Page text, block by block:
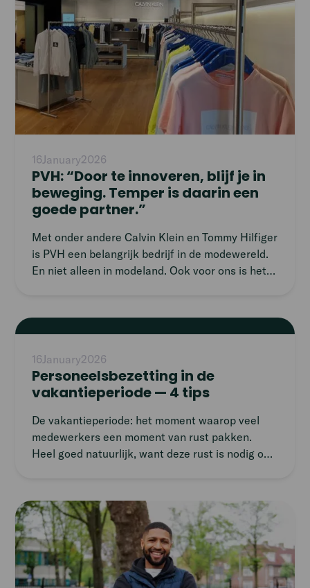
16January2026
PVH: “Door te innoveren, blijf je in
beweging. Temper is daarin een
goede partner.”
Met onder andere Calvin Klein en Tommy Hilfiger
is PVH een belangrijk bedrijf in de modewereld.
En niet alleen in modeland. Ook voor ons is het
samenwerken. Area Manager Vanessa
Jurkiewicz vertelt waarom.
16January2026
Personeelsbezetting in de
vakantieperiode — 4 tips
De vakantieperiode: het moment waarop veel
medewerkers een moment van rust pakken.
Heel goed natuurlijk, want deze rust is nodig om
personeelsplanning. Wij hebben een aantal tips
op een rij gezet, voor een zorgeloze
personeelsplanning. Ook in de vakantieperiode.
Read
Read
article